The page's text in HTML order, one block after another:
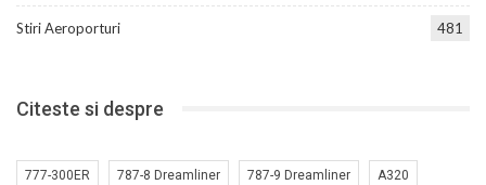
Stiri Aeroporturi 481
Citeste si despre
777-300ER 787-8 Dreamliner 787-9 Dreamliner A320